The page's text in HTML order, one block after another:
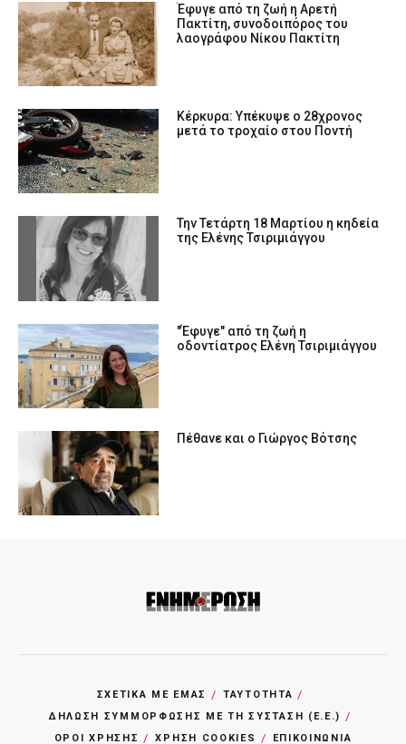
Έφυγε από τη ζωή η Αρετή
Πακτίτη, συνοδοιπόρος του
λαογράφου Νίκου Πακτίτη
Κέρκυρα: Υπέκυψε ο 28χρονος
μετά το τροχαίο στου Ποντή
Την Τετάρτη 18 Μαρτίου η κηδεία
της Ελένης Τσιριμιάγγου
"Έφυγε" από τη ζωή η
οδοντίατρος Ελένη Τσιριμιάγγου
Πέθανε και ο Γιώργος Βότσης
ΣΧΕΤΙΚΑ ΜΕ ΕΜΑΣ
ΤΑΥΤΟΤΗΤΑ
ΔΗΛΩΣΗ ΣΥΜΜΟΡΦΩΣΗΣ ΜΕ ΤΗ ΣΥΣΤΑΣΗ (Ε.Ε.)
ΌΡΟΙ ΧΡΗΣΗΣ
ΧΡΗΣΗ COOKIES ΕΠΙΚΟΙΝΩΝΙΑ